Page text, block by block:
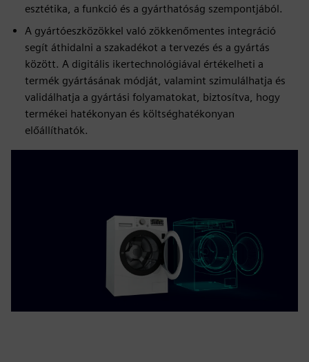
esztétika, a funkció és a gyárthatóság szempontjából.
A gyártóeszközökkel való zökkenőmentes integráció
segít áthidalni a szakadékot a tervezés és a gyártás
között. A digitális ikertechnológiával értékelheti a
termék gyártásának módját, valamint szimulálhatja és
validálhatja a gyártási folyamatokat, biztosítva, hogy
termékei hatékonyan és költséghatékonyan
előállíthatók.